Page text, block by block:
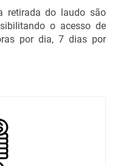
retirada do laudo são
o acesso de
por dia, 7 dias por